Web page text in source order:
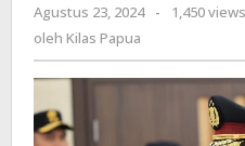
Naik
Jadi
Komjen,
Agustus 23, 2024
oleh
-
1,450 views
oleh Kilas Papua